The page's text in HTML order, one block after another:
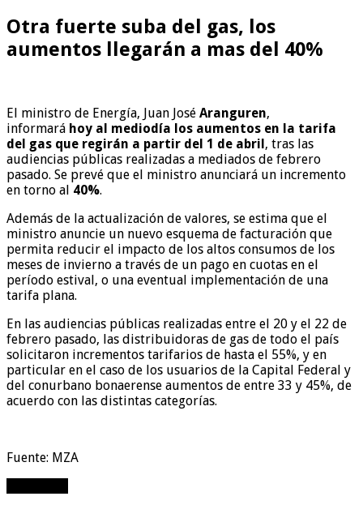
Otra fuerte suba del gas, los
aumentos llegarán a mas del 40%
El ministro de Energía, Juan José Aranguren,
informará hoy al mediodía los aumentos en la tarifa
del gas que regirán a partir del 1 de abril, tras las
audiencias públicas realizadas a mediados de febrero
pasado. Se prevé que el ministro anunciará un incremento
en torno al 40%.
Además de la actualización de valores, se estima que el
ministro anuncie un nuevo esquema de facturación que
permita reducir el impacto de los altos consumos de los
meses de invierno a través de un pago en cuotas en el
período estival, o una eventual implementación de una
tarifa plana.
En las audiencias públicas realizadas entre el 20 y el 22 de
febrero pasado, las distribuidoras de gas de todo el país
solicitaron incrementos tarifarios de hasta el 55%, y en
particular en el caso de los usuarios de la Capital Federal y
del conurbano bonaerense aumentos de entre 33 y 45%, de
acuerdo con las distintas categorías.
Fuente: MZA